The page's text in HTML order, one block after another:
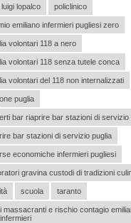
lopalco policlinico
emiliano infermieri pugliesi zero
volontari 118 a nero
volontari 118 senza tutele conca
volontari del 118 non internalizzati
puglia
bar riaprire bar stazioni di servizio
bar stazioni di servizio puglia
economiche infermieri pugliesi
gravina custodi di tradizioni
scuola taranto
massacranti e rischio contagio